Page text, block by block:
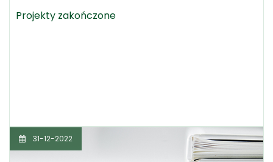
Projekty zakończone
31-12-2022